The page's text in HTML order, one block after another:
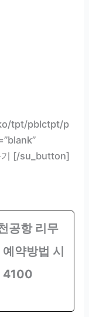
tpt/pblctpt/p
기 [/su_button]
공항 리무
약방법 시
4100